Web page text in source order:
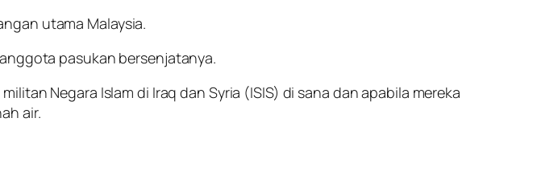
utama Malaysia.
pasukan bersenjatanya.
Negara Islam di Iraq dan Syria (ISIS) di sana dan apabila mereka
air.